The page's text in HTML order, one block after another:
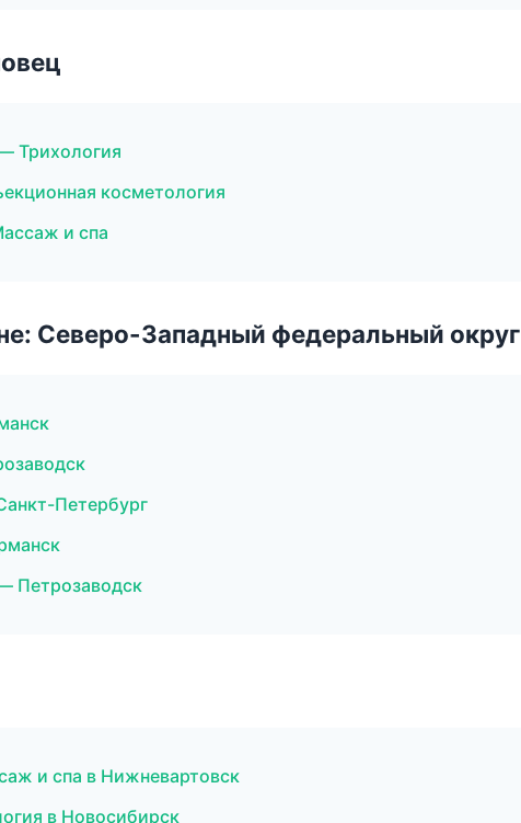
Трихология
косметология
и спа
Северо-Западный федеральный округ
Петербург
Петрозаводск
и спа в Нижневартовск
в Новосибирск